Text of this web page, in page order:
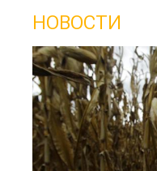
НОВОСТИ